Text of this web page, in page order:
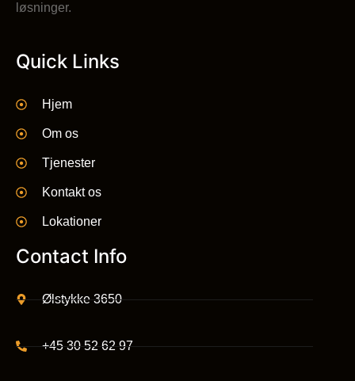
løsninger.
Quick Links
Hjem
Om os
Tjenester
Kontakt os
Lokationer
Contact Info
Ølstykke 3650
+45 30 52 62 97